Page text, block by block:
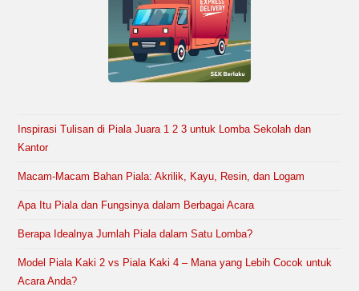
Inspirasi Tulisan di Piala Juara 1 2 3 untuk Lomba Sekolah dan
Kantor
Macam-Macam Bahan Piala: Akrilik, Kayu, Resin, dan Logam
Apa Itu Piala dan Fungsinya dalam Berbagai Acara
Berapa Idealnya Jumlah Piala dalam Satu Lomba?
Model Piala Kaki 2 vs Piala Kaki 4 – Mana yang Lebih Cocok untuk
Acara Anda?